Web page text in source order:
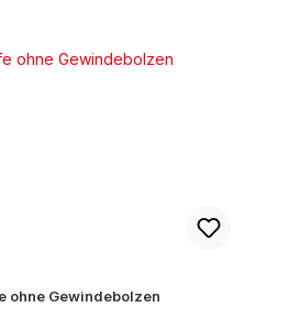
ohne Gewindebolzen